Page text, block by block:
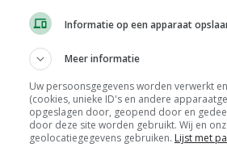
Studenten
ToolCarrier
Informatie op een apparaat
Meer informatie
Uw persoonsgegevens worden verwerkt
(cookies, unieke ID's en andere
opgeslagen door, geopend door en
door deze site worden gebruikt. Wij en
geolocatiegegevens gebruiken. Lijst met